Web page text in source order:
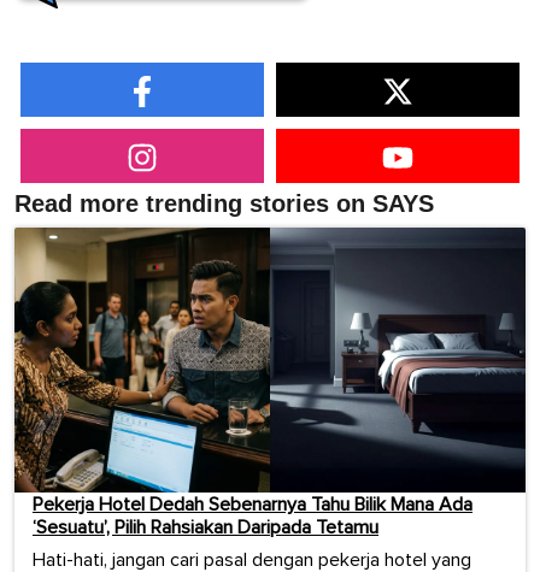
Read more trending stories on SAYS
Pekerja Hotel Dedah Sebenarnya Tahu Bilik Mana Ada
‘Sesuatu’, Pilih Rahsiakan Daripada Tetamu
Hati-hati, jangan cari pasal dengan pekerja hotel yang